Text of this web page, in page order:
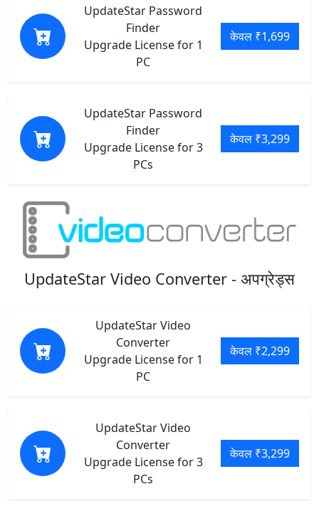
UpdateStar Password
Finder
Upgrade License for 1
PC
केवल ₹1,699
UpdateStar Password
Finder
Upgrade License for 3
PCs
केवल ₹3,299
UpdateStar Video Converter - अपग्रेड्स
UpdateStar Video
Converter
Upgrade License for 1
PC
केवल ₹2,299
UpdateStar Video
Converter
Upgrade License for 3
PCs
केवल ₹3,299